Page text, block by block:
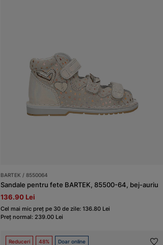
BARTEK / 8550064
Sandale pentru fete BARTEK, 85500-64, bej-auriu
136.90 Lei
Cel mai mic preț pe 30 de zile: 136.80 Lei
Preț normal: 239.00 Lei
Reduceri 48% Doar online